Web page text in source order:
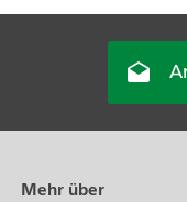

Mehr über